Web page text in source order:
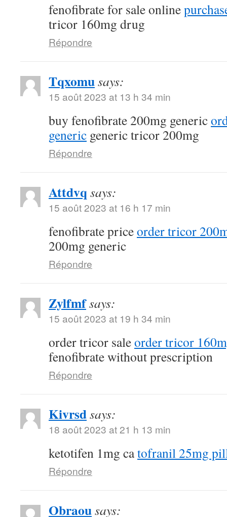
fenofibrate for sale online
tricor 160mg drug
Répondre
Tqxomusays:
15 août 2023 at 13 h 34 min
buy fenofibrate 200mg generic
generic generic tricor 200mg
Répondre
Attdvq says:
15 août 2023 at 16 h 17 min
fenofibrate priceorder tricor
200mg generic
Répondre
Zylfmfsays:
15 août 2023 at 19 h 34 min
order tricor saleorder tricor
fenofibrate without prescription
Répondre
Kivrsdsays:
18 août 2023 at 21 h 13 min
ketotifen 1mg catofranil 25mg
Répondre
Obraousays: